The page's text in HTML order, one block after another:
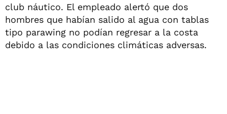
club náutico. El empleado alertó que dos
hombres que habían salido al agua con tablas
tipo parawing no podían regresar a la costa
debido a las condiciones climáticas adversas.